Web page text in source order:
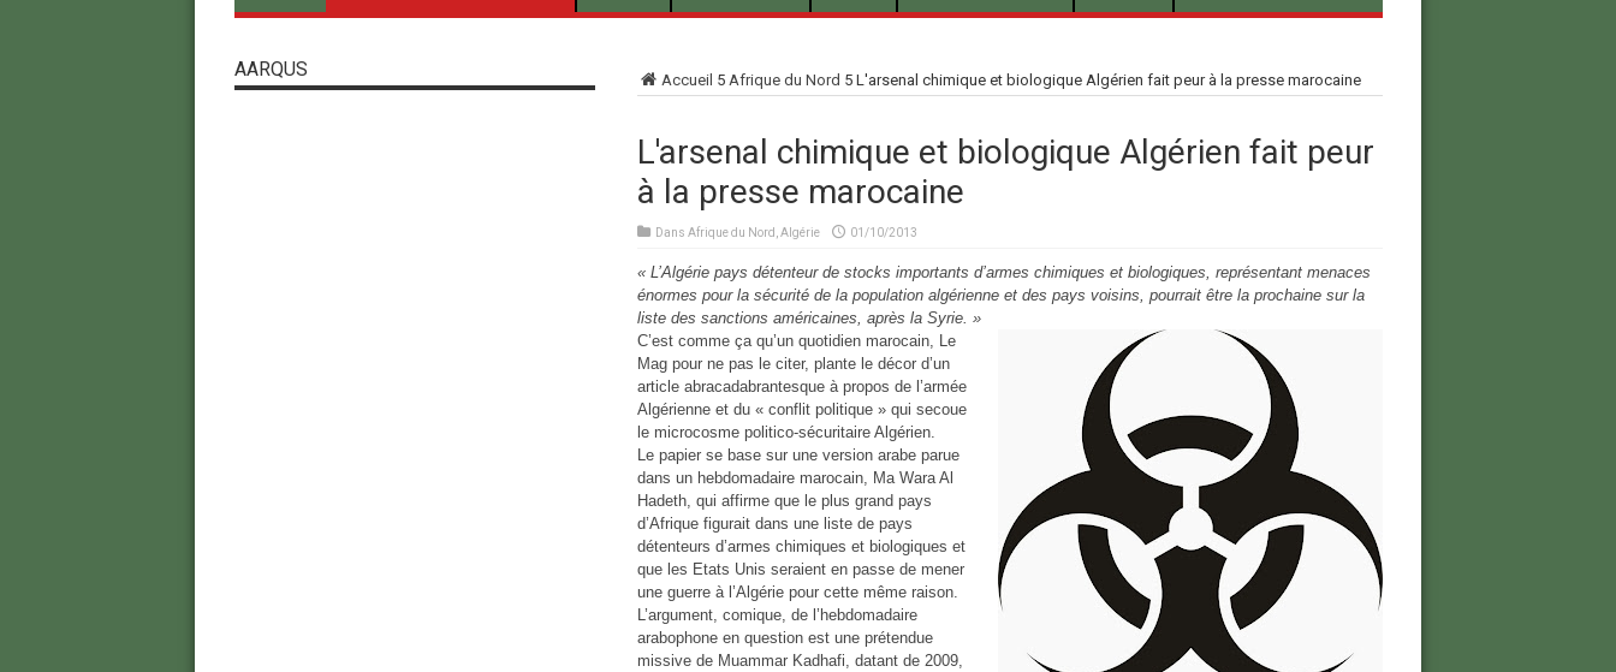
Accueil 5 Afrique du Nord 5 L'arsenal chimique et biologique Algérien fait peur à la presse marocaine
L'arsenal chimique et biologique Algérien fait peur
à la presse marocaine
Dans Afrique du Nord Algérie 01/10/2013
« L’Algérie pays détenteur de stocks importants d’armes chimiques et biologiques, représentant menaces
énormes pour la sécurité de la population algérienne et des pays voisins, pourrait être la prochaine sur la
liste des sanctions américaines, après la Syrie. »
C’est comme ça qu’un quotidien marocain, Le
Magpour ne pas le citer, plante le décor d’un
article abracadabrantesque à propos de l’armée
Algérienne et du « conflit politique » qui secoue
le microcosme politico-sécuritaire Algérien.
Le papier se base sur une version arabe parue
dans un hebdomadaire marocain, Ma Wara Al
Hadeth, qui affirme que le plus grand pays
d’Afrique figurait dans une liste de pays
détenteurs d’armes chimiques et biologiques et
que les Etats Unis seraient en passe de mener
une guerre à l’Algérie pour cette même raison.
L’argument, comique, de l’hebdomadaire
arabophone en question est une prétendue
missive de Muammar Kadhafi, datant de 2009,
AARQUS